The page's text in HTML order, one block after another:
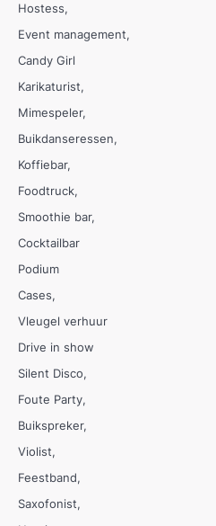
Hostess
Event management
Candy Girl
Karikaturist
Mimespeler
Buikdanseressen
Koffiebar
Foodtruck
Smoothie bar
Cocktailbar
Podium
Cases
Vleugel verhuur
Drive in show
Silent Disco
Foute Party
Buikspreker
Violist
Feestband
Saxofonist